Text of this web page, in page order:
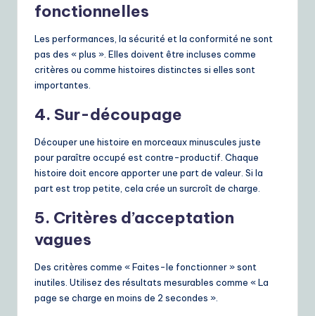
fonctionnelles
Les performances, la sécurité et la conformité ne sont
pas des « plus ». Elles doivent être incluses comme
critères ou comme histoires distinctes si elles sont
importantes.
4. Sur-découpage
Découper une histoire en morceaux minuscules juste
pour paraître occupé est contre-productif. Chaque
histoire doit encore apporter une part de valeur. Si la
part est trop petite, cela crée un surcroît de charge.
5. Critères d’acceptation
vagues
Des critères comme « Faites-le fonctionner » sont
inutiles. Utilisez des résultats mesurables comme « La
page se charge en moins de 2 secondes ».